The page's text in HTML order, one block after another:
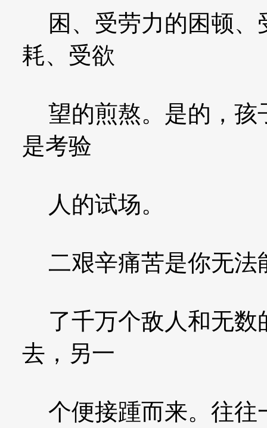
困、受劳力的困顿、
耗、受欲
望的煎熬。是的，孩
是考验
人的试场。
二艰辛痛苦是你无法
了千万个敌人和无数
去，另一
个便接踵而来。往往